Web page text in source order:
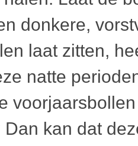
donkere,
laat zitten,
natte
Dan kan dat